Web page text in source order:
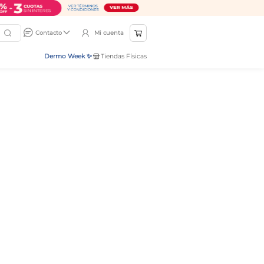
Contacto Mi cuenta
Dermo Week ✨ Tiendas Físicas